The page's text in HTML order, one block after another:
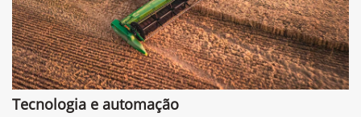
Tecnologia e automação